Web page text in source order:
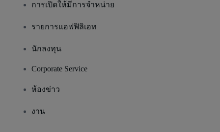
การเปิดให้มีการจำหน่าย
รายการแอฟฟิลิเอท
นักลงทุน
Corporate Service
ห้องข่าว
งาน